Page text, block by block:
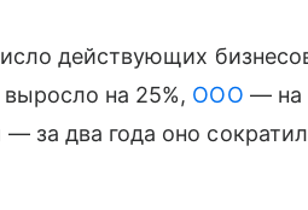
действующих
на 25%, ООО — на
за два года оно